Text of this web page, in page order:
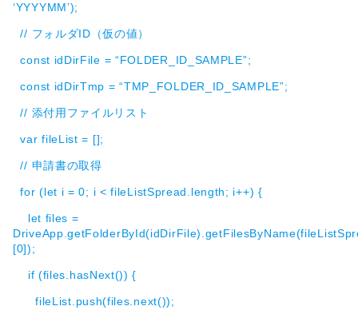
‘YYYYMM’);
// フォルダID（仮の値）
const idDirFile = “FOLDER_ID_SAMPLE”;
const idDirTmp = “TMP_FOLDER_ID_SAMPLE”;
// 添付用ファイルリスト
var fileList = [];
// 申請書の取得
for (let i = 0; i < fileListSpread.length; i++) {
let files =
[0]);
if (files.hasNext()) {
fileList.push(files.next());